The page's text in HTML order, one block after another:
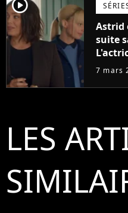
player2
Astrid
suite
7 mars
LES